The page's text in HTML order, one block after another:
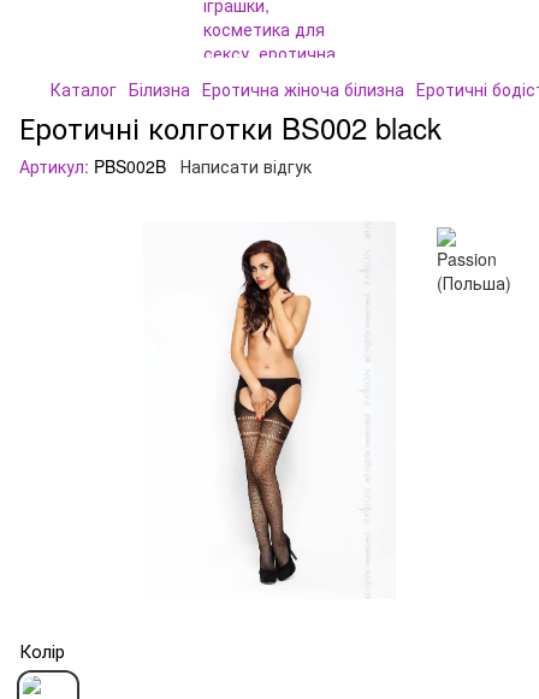
Каталог Білизна Еротична жіноча білизна Еротичні
Еротичні колготки BS002 black
Артикул: PBS002B Написати відгук
Колір